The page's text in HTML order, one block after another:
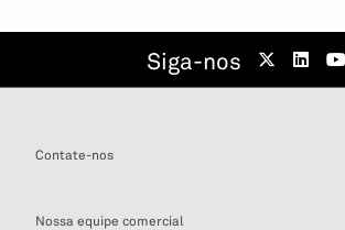
Siga-nos
Contate-nos
Nossa equipe comercial